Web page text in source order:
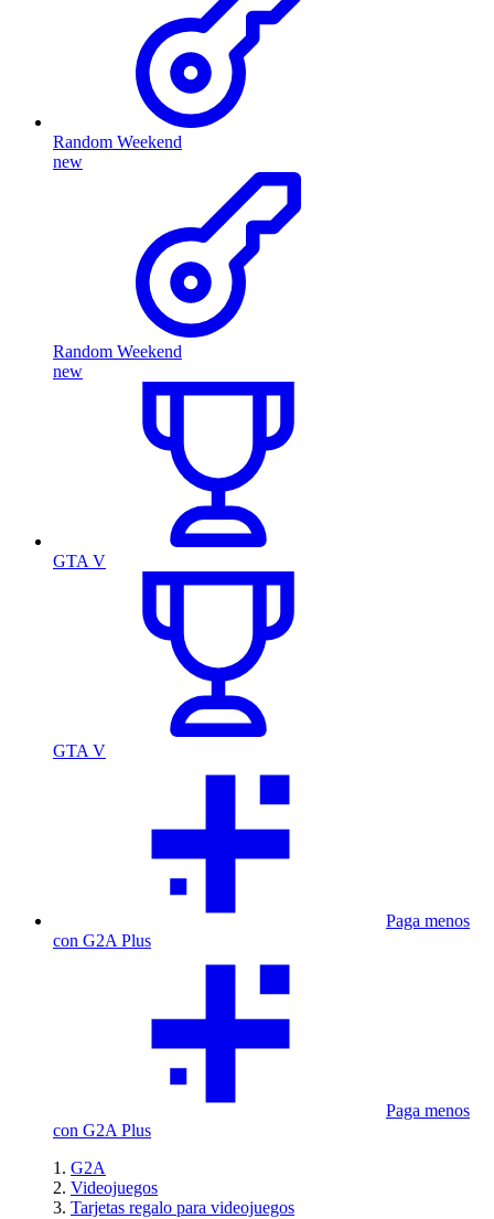
Random Weekend
new
Random Weekend
new
GTA V
GTA V
Paga menos
con G2A Plus
Paga menos
con G2A Plus
G2A
Videojuegos
Tarjetas regalo para videojuegos